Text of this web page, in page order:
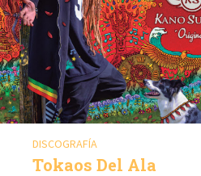
DISCOGRAFÍA
Tokaos Del Ala